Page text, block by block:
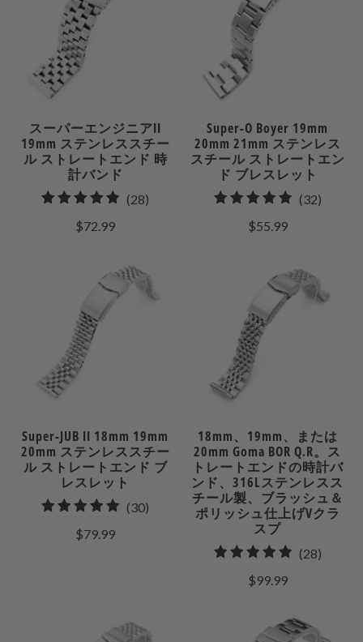
スーパーエンジニアII
19mm ステンレススチー
ル ストレートエンド 時
計バンド
(28)
ビ
ュ
$72.99
Super-O Boyer 19mm
20mm 21mm ステンレス
スチール ストレートエン
ド ブレスレット
(32)32
ュ
$55.99
Super-JUB II 18mm 19mm
20mm ステンレススチー
ル ストレートエンド ブ
レスレット
(30)
$79.99
18mm、19mm、または
20mm Goma BOR Q.R。ス
トレートエンドの時計バ
ンド、316Lステンレスス
チール製、ブラッシュ＆
ポリッシュ仕上げVクラ
スプ
(28)28
ビ
$99.99